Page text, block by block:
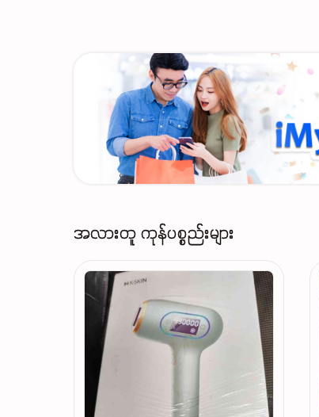
အလားတူ ကုန်ပစ္စည်းများ